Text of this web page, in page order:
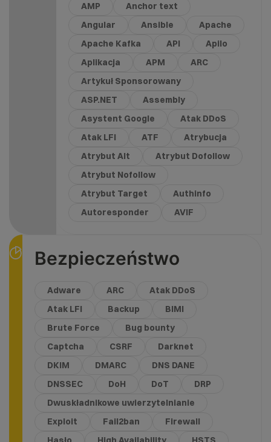
AMP
Anchor text
Angular
Ansible
Apache
Apache Kafka
API
Apilo
Aplikacja
APM
ARC
Artykuł Sponsorowany
ASP.NET
Assembly
Asystent Google
Atak DDoS
Atak LFI
ATF
Atrybucja
Atrybut Alt
Atrybut Dofollow
Atrybut Nofollow
Atrybut Target
Authinfo
Autoresponder
AVIF
Bezpieczeństwo
Adware ARC
Atak DDoS
Atak LFI
Backup
BIMI
Brute Force
Bug bounty
Captcha
CSRF
Darknet
DKIM
DMARC
DNS DANE
DNSSEC
DoH DoT
DRP
Dwuskładnikowe uwierzytelnianie
Exploit
Fail2ban
Firewall